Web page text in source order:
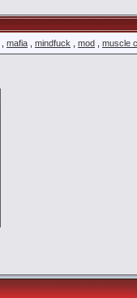
mafia mindfuck mod muscle